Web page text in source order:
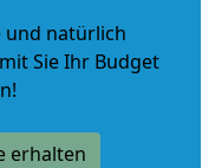
und natürlich
Sie Ihr Budget
erhalten